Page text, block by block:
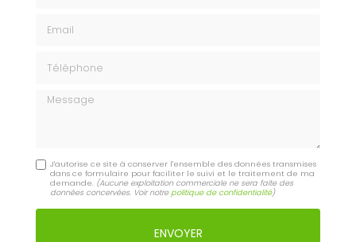
Message
J'autorise ce site à conserver l'ensemble des données transmises
dans ce formulaire pour faciliter le suivi et le traitement de ma
demande. (Aucune exploitation commerciale ne sera faite des
données concervées. Voir notrepolitique de confidentialité)